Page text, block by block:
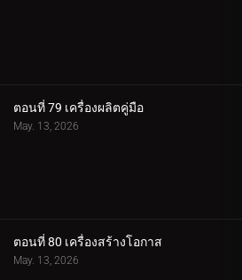
ตอนที่ 79 เครื่องผลิตคู่มือ
May. 13, 2026
ตอนที่ 80 เครื่องสร้างโอกาส
May. 13, 2026